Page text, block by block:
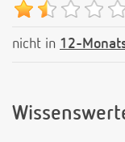
nicht in 12-